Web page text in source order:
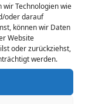
wir Technologien wie
oder darauf
können wir Daten
Website
oder zurückziehst,
werden.